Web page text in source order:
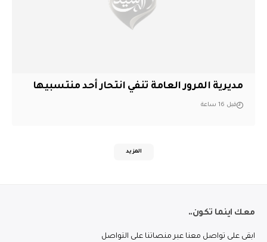
مديرية المرور العامة تنفي انتحار أحد منتسبيها
قبل 16 ساعة
المزيد
معك اينما تكون..
ابقى على تواصل معنا عبر منصاتنا على التواصل